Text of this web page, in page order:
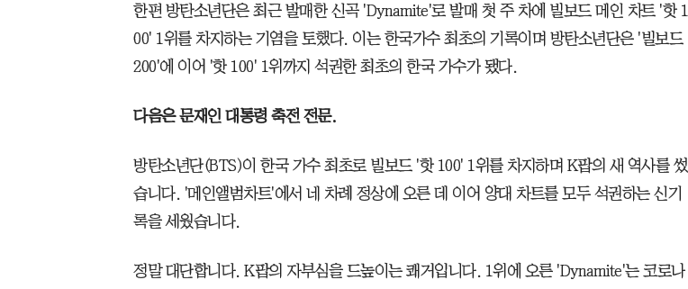
한편 방탄소년단은 최근 발매한 신곡 'Dynamite'로 발매 첫 주 차에 빌보드 메인 차트 '핫 1
00' 1위를 차지하는 기염을 토했다. 이는 한국가수 최초의 기록이며 방탄소년단은 '빌보드
200'에 이어 '핫 100' 1위까지 석권한 최초의 한국 가수가 됐다.
다음은 문재인 대통령 축전 전문.
방탄소년단(BTS)이 한국 가수 최초로 빌보드 '핫 100' 1위를 차지하며 K팝의 새 역사를 썼
습니다. '메인앨범차트'에서 네 차례 정상에 오른 데 이어 양대 차트를 모두 석권하는 신기
록을 세웠습니다.
정말 대단합니다. K팝의 자부심을 드높이는 쾌거입니다. 1위에 오른 'Dynamite'는 코로나